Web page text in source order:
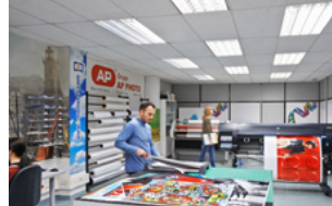
Nakit Paraüstü
Takas
Satın Al ve Dene
Teşvik
Garanti